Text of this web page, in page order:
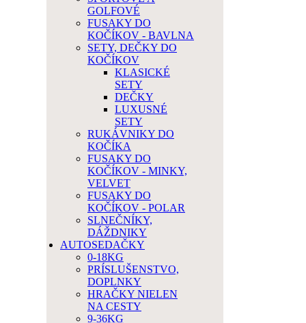
GOLFOVÉ
FUSAKY DO
KOČÍKOV - BAVLNA
SETY, DEČKY DO
KOČÍKOV
KLASICKÉ
SETY
DEČKY
LUXUSNÉ
SETY
RUKÁVNIKY DO
KOČÍKA
FUSAKY DO
KOČÍKOV - MINKY,
VELVET
FUSAKY DO
KOČÍKOV - POLAR
SLNEČNÍKY,
DÁŽDNIKY
AUTOSEDAČKY
0-18KG
PRÍSLUŠENSTVO,
DOPLNKY
HRAČKY NIELEN
NA CESTY
9-36KG